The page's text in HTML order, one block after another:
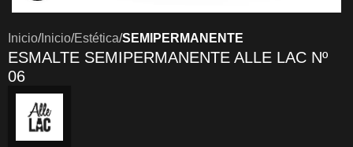
Inicio Inicio Estética SEMIPERMANENTE
ESMALTE SEMIPERMANENTE ALLE LAC Nº
06